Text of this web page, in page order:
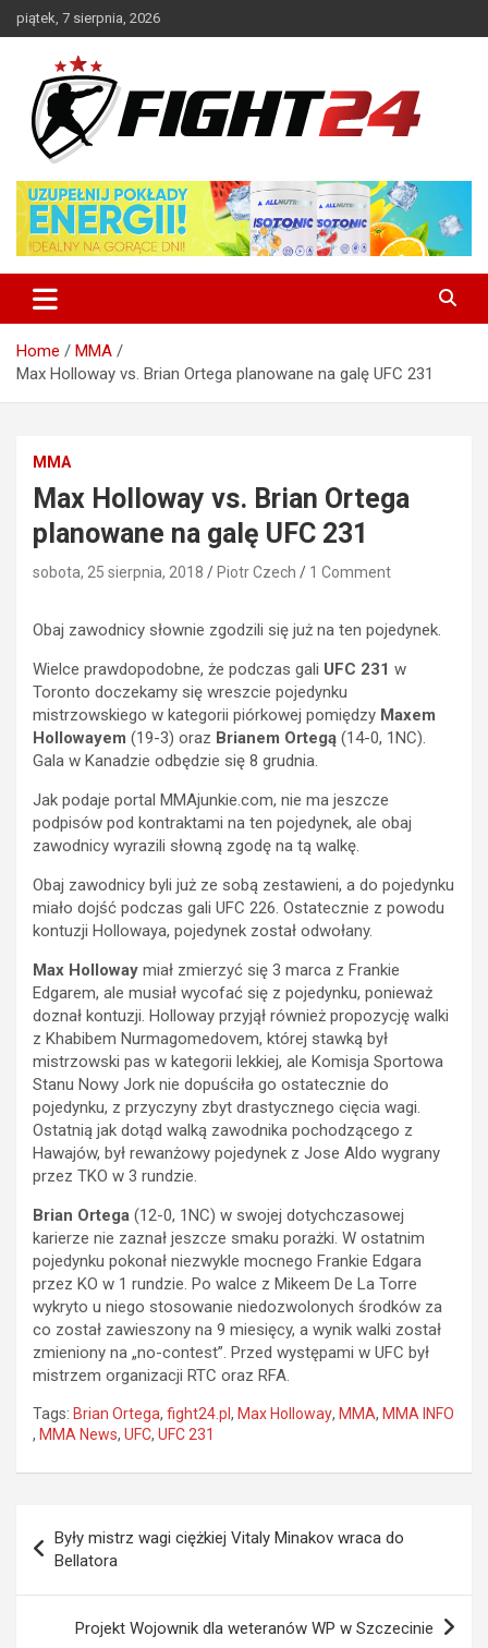
Skip
to
piątek, 7 sierpnia, 2026
FIGHT24.PL – MMA i K-1, UFC
Home
MMA
Max Holloway vs. Brian Ortega planowane na galę UFC 231
MMA
Max Holloway vs. Brian Ortega
planowane na galę UFC 231
sobota, 25 sierpnia, 2018 Piotr Czech 1 Comment
Obaj zawodnicy słownie zgodzili się już na ten pojedynek.
Wielce prawdopodobne, że podczas gali UFC 231 w
Toronto doczekamy się wreszcie pojedynku
mistrzowskiego w kategorii piórkowej pomiędzy Maxem
Hollowayem (19-3) oraz Brianem Ortegą (14-0, 1NC).
Gala w Kanadzie odbędzie się 8 grudnia.
Jak podaje portal MMAjunkie.com, nie ma jeszcze
podpisów pod kontraktami na ten pojedynek, ale obaj
zawodnicy wyrazili słowną zgodę na tą walkę.
Obaj zawodnicy byli już ze sobą zestawieni, a do pojedynku
miało dojść podczas gali UFC 226. Ostatecznie z powodu
kontuzji Hollowaya, pojedynek został odwołany.
Max Holloway miał zmierzyć się 3 marca z Frankie
Edgarem, ale musiał wycofać się z pojedynku, ponieważ
doznał kontuzji. Holloway przyjął również propozycję walki
z Khabibem Nurmagomedovem, której stawką był
mistrzowski pas w kategorii lekkiej, ale Komisja Sportowa
Stanu Nowy Jork nie dopuściła go ostatecznie do
pojedynku, z przyczyny zbyt drastycznego cięcia wagi.
Ostatnią jak dotąd walką zawodnika pochodzącego z
Hawajów, był rewanżowy pojedynek z Jose Aldo wygrany
przez TKO w 3 rundzie.
Brian Ortega (12-0, 1NC) w swojej dotychczasowej
karierze nie zaznał jeszcze smaku porażki. W ostatnim
pojedynku pokonał niezwykle mocnego Frankie Edgara
przez KO w 1 rundzie. Po walce z Mikeem De La Torre
wykryto u niego stosowanie niedozwolonych środków za
co został zawieszony na 9 miesięcy, a wynik walki został
zmieniony na „no-contest”. Przed występami w UFC był
mistrzem organizacji RTC oraz RFA.
Tags: Brian Ortega, fight24.pl , Max Holloway, MMA, MMA INFO
, MMA News, UFC, UFC 231
wpisu
Były mistrz wagi ciężkiej Vitaly Minakov wraca do
Bellatora
Projekt Wojownik dla weteranów WP w Szczecinie